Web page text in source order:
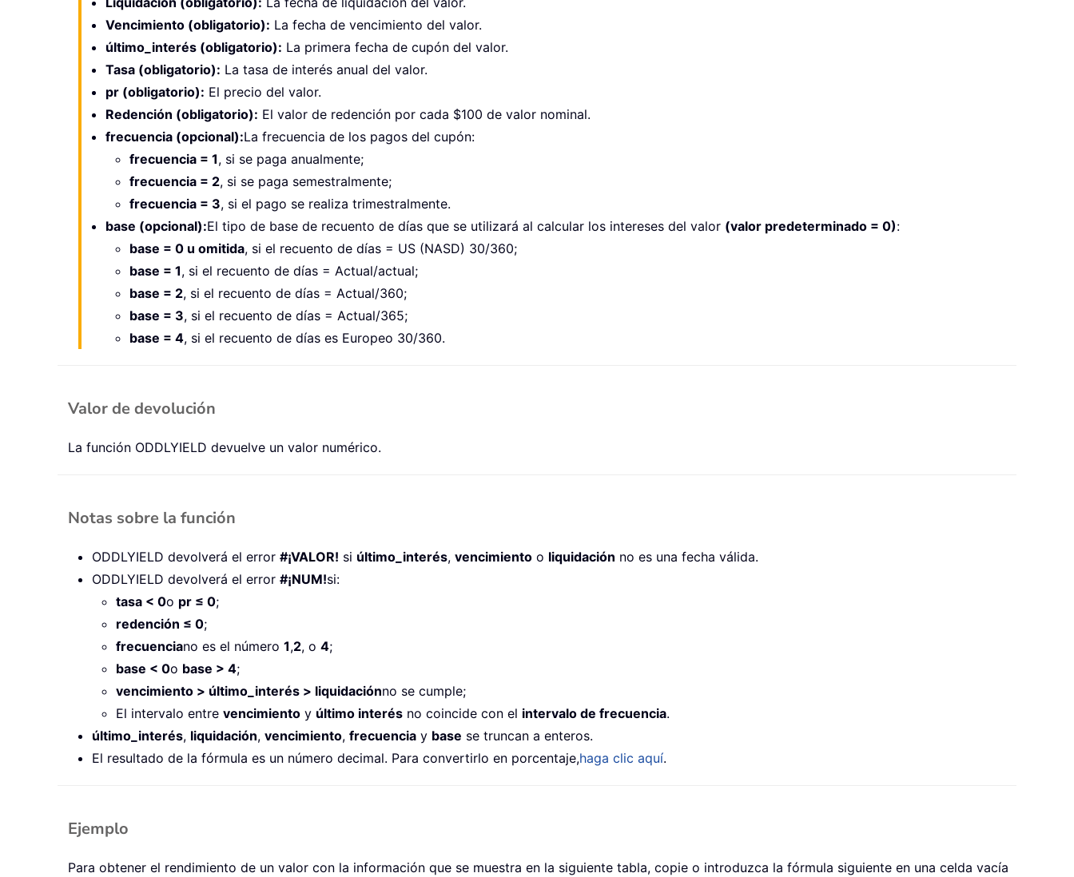
Vencimiento (obligatorio): La fecha de vencimiento del valor.
último_interés (obligatorio): La primera fecha de cupón del valor.
Tasa (obligatorio): La tasa de interés anual del valor.
pr (obligatorio): El precio del valor.
Redención (obligatorio): El valor de redención por cada $100 de valor nominal.
frecuencia (opcional):La frecuencia de los pagos del cupón:
frecuencia = 1, si se paga anualmente;
frecuencia = 2, si se paga semestralmente;
frecuencia = 3, si el pago se realiza trimestralmente.
base (opcional):El tipo de base de recuento de días que se utilizará al calcular los intereses del valor (valor predeterminado = 0):
base = 0 u omitida, si el recuento de días = US (NASD) 30/360;
base = 1, si el recuento de días = Actual/actual;
base = 2, si el recuento de días = Actual/360;
base = 3, si el recuento de días = Actual/365;
base = 4, si el recuento de días es Europeo 30/360.
Valor de devolución
La función ODDLYIELD devuelve un valor numérico.
Notas sobre la función
ODDLYIELD devolverá el error #¡VALOR! si último_interés, vencimiento o liquidación no es una fecha válida.
ODDLYIELD devolverá el error #¡NUM!si:
tasa < 0o pr ≤ 0;
redención ≤ 0;
frecuenciano es el número 1,2, o 4;
base < 0o base > 4;
vencimiento > último_interés > liquidaciónno se cumple;
El intervalo entre vencimiento y último interés no coincide con el intervalo de frecuencia.
último_interés, liquidación, vencimiento, frecuencia y base se truncan a enteros.
El resultado de la fórmula es un número decimal. Para convertirlo en porcentaje,haga clic aquí.
Ejemplo
Para obtener el rendimiento de un valor con la información que se muestra en la siguiente tabla, copie o introduzca la fórmula siguiente en una celda vacía